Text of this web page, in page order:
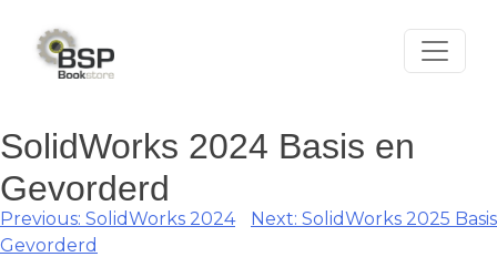
content
SolidWorks 2024 Basis en
Gevorderd
Berichtnavigatie
Previous: SolidWorks 2024
Gevorderd
Next: SolidWorks 2025 Basis